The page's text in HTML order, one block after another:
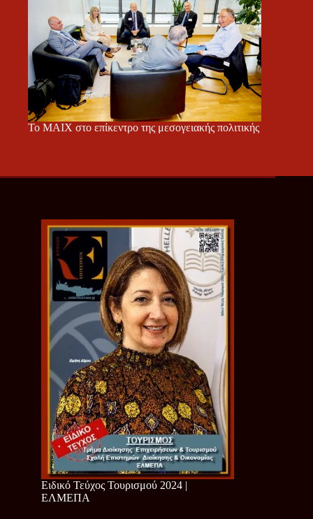
Το ΜΑΙΧ στο επίκεντρο της μεσογειακής πολιτικής
Ειδικό Τεύχος Τουρισμού 2024 |
ΕΛΜΕΠΑ